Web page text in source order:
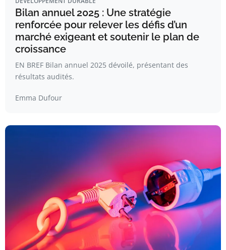
Bilan annuel 2025 : Une stratégie
renforcée pour relever les défis d’un
marché exigeant et soutenir le plan de
croissance
EN BREF Bilan annuel 2025 dévoilé, présentant des
résultats audités.
Emma Dufour